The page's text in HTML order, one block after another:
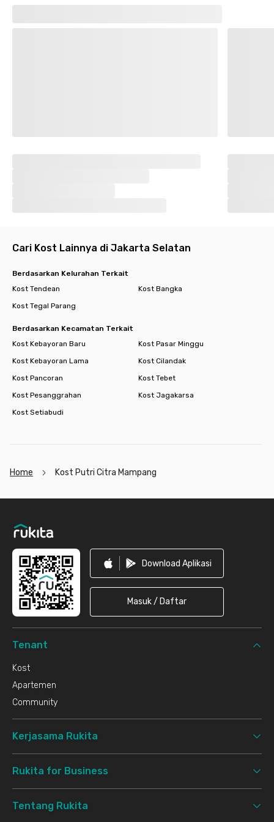
Cari Kost Lainnya di Jakarta Selatan
Berdasarkan Kelurahan Terkait
Kost Tendean
Kost Bangka
Kost Tegal Parang
Berdasarkan Kecamatan Terkait
Kost Kebayoran Baru
Kost Pasar Minggu
Kost Kebayoran Lama
Kost Cilandak
Kost Pancoran
Kost Tebet
Kost Pesanggrahan
Kost Jagakarsa
Kost Setiabudi
Home Kost Putri Citra Mampang
Download Aplikasi
Masuk / Daftar
Tenant
Kost
Apartemen
Community
Kerjasama Rukita
Rukita for Business
Tentang Rukita